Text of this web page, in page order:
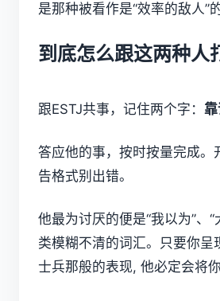
是那种被看作是“效率的敌人”
到底怎么跟这两种人
跟ESTJ共事，记住两个字：
答应他的事，按时按量完成。
告格式别出错。
他最为讨厌的便是“我以为”、“
类模糊不清的词汇。只要你呈
士兵那般的表现, 他必定会将你